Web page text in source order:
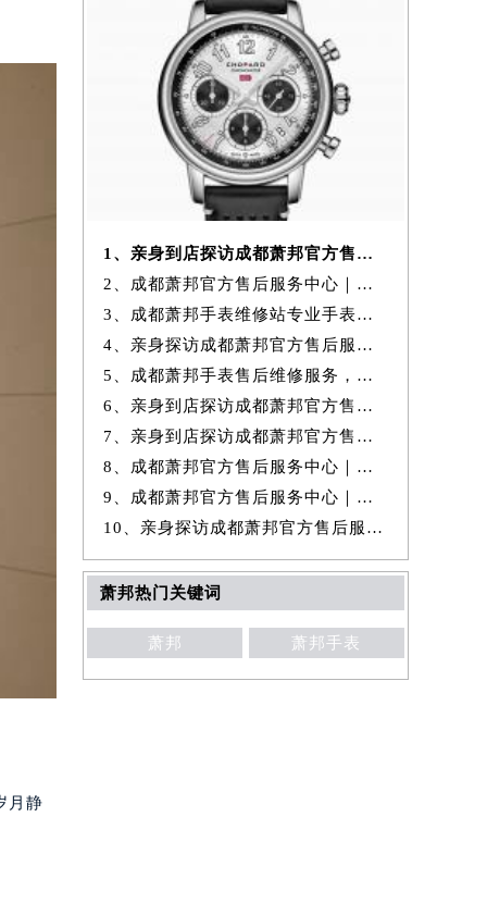
月静
1、亲身到店探访成都萧邦官方售后服务中心｜全新官方地址与24小时热线
2、成都萧邦官方售后服务中心｜维修地址与24小时服务电话权威信息公示
3、成都萧邦手表维修站专业手表维修保养服务权威公示（2026年7月最新）
4、亲身探访成都萧邦官方售后服务中心｜全新地址与售后热线（2026年7月
5、成都萧邦手表售后维修服务，专业保养与故障检测权威公示（2026年7月
6、亲身到店探访成都萧邦官方售后服务中心｜网点地址和官方热线（2026年
7、亲身到店探访成都萧邦官方售后服务中心｜全新热线和维修门店地址（20
8、成都萧邦官方售后服务中心｜官方热线和门店地址权威信息公示（2026年
9、成都萧邦官方售后服务中心｜维修地址与售后服务电话权威信息公示（20
10、亲身探访成都萧邦官方售后服务中心｜完整维修地址及售后电话（2026年
萧邦热门关键词
萧邦 萧邦手表